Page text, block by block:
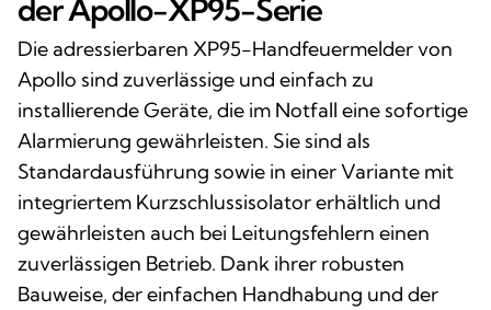
der Apollo-XP95-Serie
Die adressierbaren XP95-Handfeuermelder von
Apollo sind zuverlässige und einfach zu
installierende Geräte, die im Notfall eine sofortige
Alarmierung gewährleisten. Sie sind als
Standardausführung sowie in einer Variante mit
integriertem Kurzschlussisolator erhältlich und
gewährleisten auch bei Leitungsfehlern einen
zuverlässigen Betrieb. Dank ihrer robusten
Bauweise, der einfachen Handhabung und der